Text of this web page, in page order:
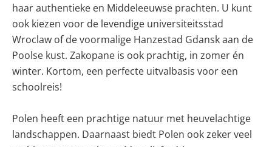
haar authentieke en Middeleeuwse prachten. U kunt
ook kiezen voor de levendige universiteitsstad
Wroclaw of de voormalige Hanzestad Gdansk aan de
Poolse kust. Zakopane is ook prachtig, in zomer én
winter. Kortom, een perfecte uitvalbasis voor een
schoolreis!
Polen heeft een prachtige natuur met heuvelachtige
landschappen. Daarnaast biedt Polen ook zeker veel